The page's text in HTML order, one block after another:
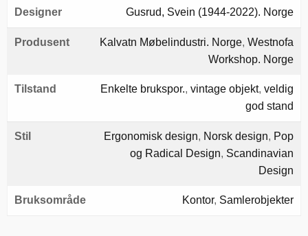
Designer Gusrud, Svein (1944-2022). Norge
Produsent Kalvatn Møbelindustri. Norge, Westnofa
Workshop. Norge
Tilstand Enkelte brukspor., vintage objekt, veldig
god stand
Stil Ergonomisk design, Norsk design, Pop
og Radical Design, Scandinavian
Design
Bruksområde Kontor, Samlerobjekter